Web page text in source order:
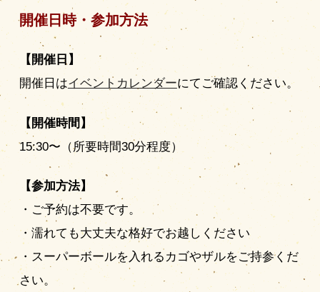
開催日時・参加方法
【開催日】
開催日はイベントカレンダーにてご確認ください。
【開催時間】
15:30〜（所要時間30分程度）
【参加方法】
・ご予約は不要です。
・濡れても大丈夫な格好でお越しください
・スーパーボールを入れるカゴやザルをご持参くだ
さい。